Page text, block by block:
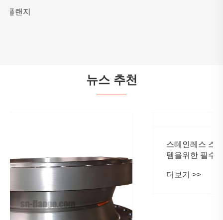
뉴스 추천